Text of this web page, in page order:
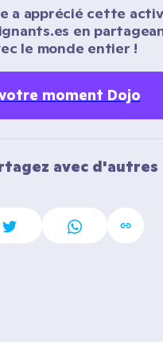
a apprécié cette
en
le monde entier !
moment Dojo
avec d'autres